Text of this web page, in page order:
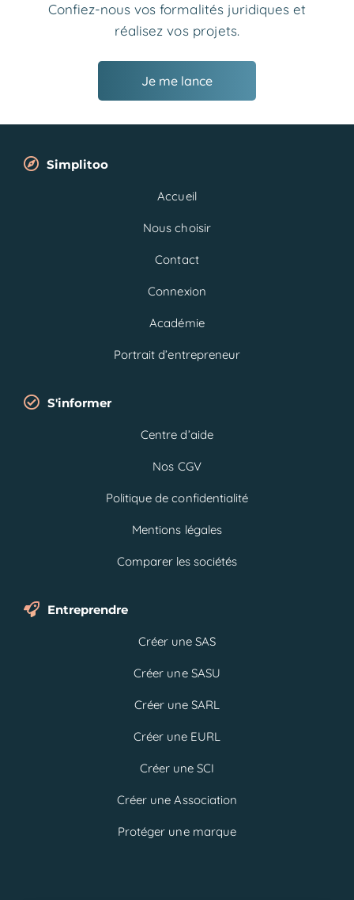
Confiez-nous vos formalités juridiques et
réalisez vos projets.
Je me lance
Simplitoo
Accueil
Nous choisir
Contact
Connexion
Académie
Portrait d’entrepreneur
S'informer
Centre d’aide
Nos CGV
Politique de confidentialité
Mentions légales
Comparer les sociétés
Entreprendre
Créer une SAS
Créer une SASU
Créer une SARL
Créer une EURL
Créer une SCI
Créer une Association
Protéger une marque